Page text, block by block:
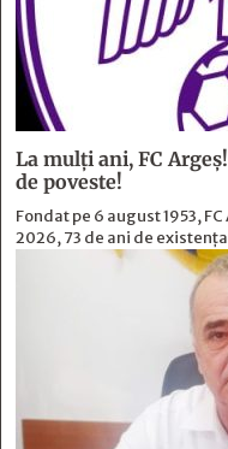
La mulți ani, FC
de poveste!
Fondat pe 6 august 1953,
2026, 73 de ani de